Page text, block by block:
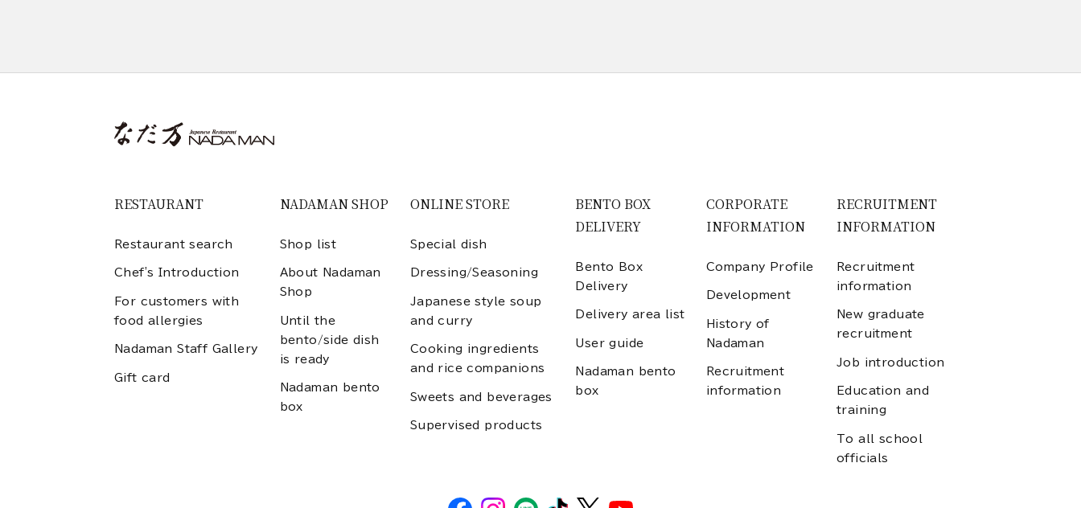
RESTAURANT
Restaurant search
Chef's Introduction
For customers with
food allergies
Nadaman Staff Gallery
Gift card
NADAMAN SHOP
Shop list
About Nadaman
Shop
Until the
bento/side dish
is ready
Nadaman bento
box
ONLINE STORE
Special dish
Dressing/Seasoning
Japanese style soup
and curry
Cooking ingredients
and rice companions
Sweets and beverages
Supervised products
BENTO BOX
DELIVERY
Bento Box
Delivery
Delivery area list
User guide
Nadaman bento
box
CORPORATE
INFORMATION
Company Profile
Development
History of
Nadaman
Recruitment
information
RECRUITMENT
INFORMATION
Recruitment
information
New graduate
recruitment
Job introduction
Education and
training
To all school
officials